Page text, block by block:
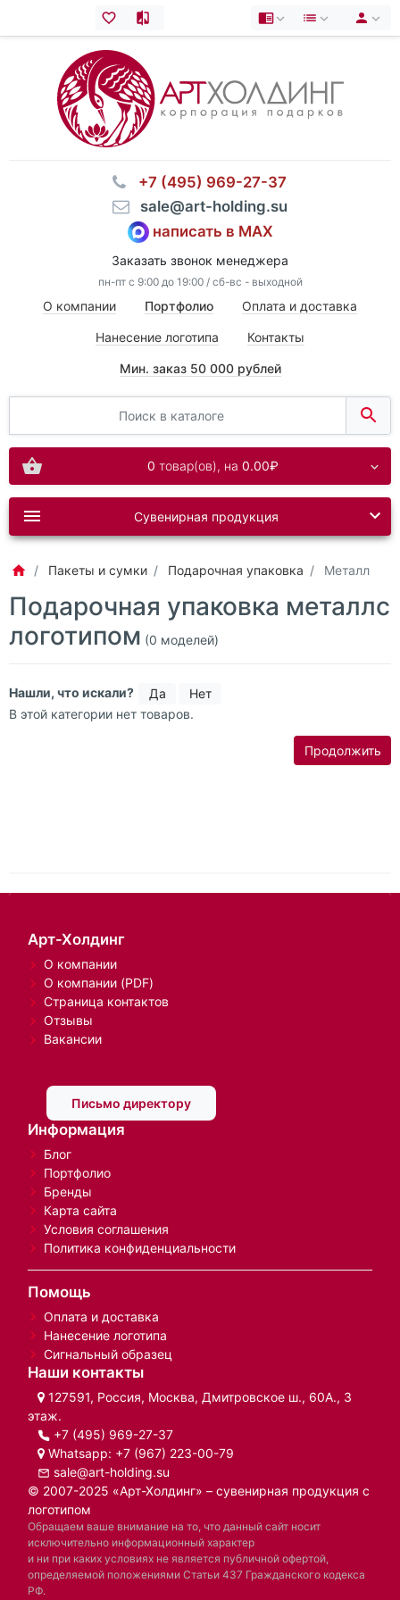
⠀+7 (495) 969-27-37
⠀sale@art-holding.su
написать в MAX
Заказать звонок менеджера
пн-пт с 9:00 до 19:00 / сб-вс - выходной
О компании Портфолио Оплата и доставка
Нанесение логотипа Контакты
Мин. заказ 50 000 рублей
0 товар(ов), на 0.00₽
Сувенирная продукция
Пакеты и сумки Подарочная упаковка Металл
Подарочная упаковка металлс
логотипом (0 моделей)
Нашли, что искали? Да
Нет
В этой категории нет товаров.
Продолжить
Арт-Холдинг
О компании
О компании (PDF)
Страница контактов
Отзывы
Вакансии
Письмо директору
Информация
Блог
Портфолио
Бренды
Карта сайта
Условия соглашения
Политика конфиденциальности
Помощь
Оплата и доставка
Нанесение логотипа
Сигнальный образец
Наши контакты
127591, Россия, Москва, Дмитровское ш., 60А., 3
этаж.
+7 (495) 969-27-37
Whatsapp: +7 (967) 223-00-79
sale@art-holding.su
© 2007-2025 «Арт-Холдинг» – сувенирная продукция с
логотипом
Обращаем ваше внимание на то, что данный сайт носит
исключительно информационный характер
и ни при каких условиях не является публичной офертой,
определяемой положениями Статьи 437 Гражданского кодекса
РФ.